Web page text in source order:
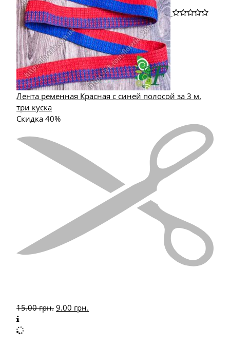
Лента ременная Красная с синей полосой за 3 м.
три куска
Скидка 40%
15.00грн. 9.00 грн.